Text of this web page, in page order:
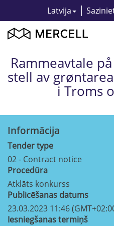
Latvija
Rammeavtale
stell av
i Troms
Informācija
Tender type
02 - Contract notice
Procedūra
Atklāts konkurss
Publicēšanas datums
23.03.2023 11:46
Iesniegšanas termiņš